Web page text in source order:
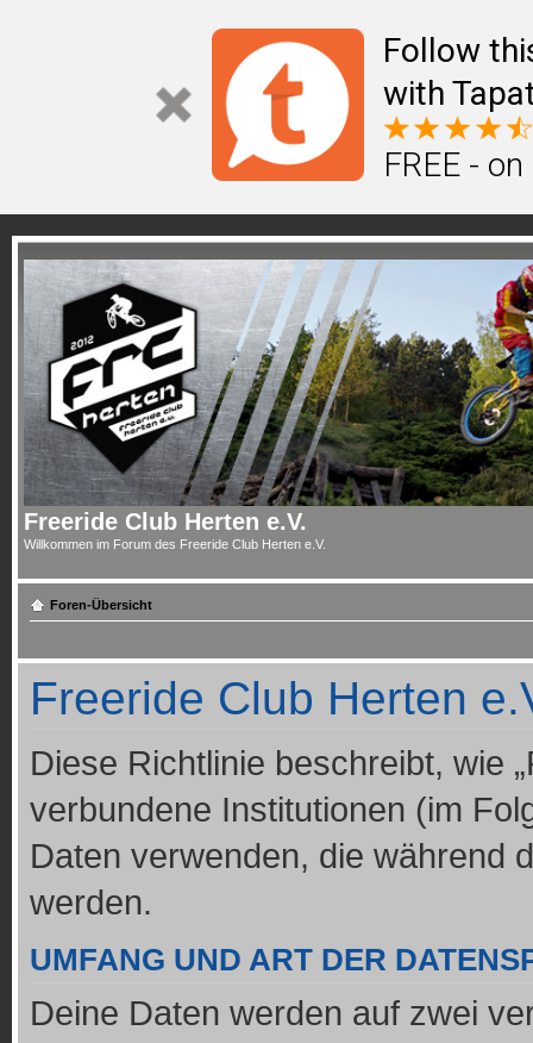
Follow
with
FREE -
Freeride Club Herten e.V.
Willkommen im Forum des Freeride Club Herten e.V.
Foren-Übersicht
Freeride Club Herten
Diese Richtlinie beschreibt, wie
verbundene Institutionen (im
Daten verwenden, die während
werden.
UMFANG UND ART DER
Deine Daten werden auf zwei